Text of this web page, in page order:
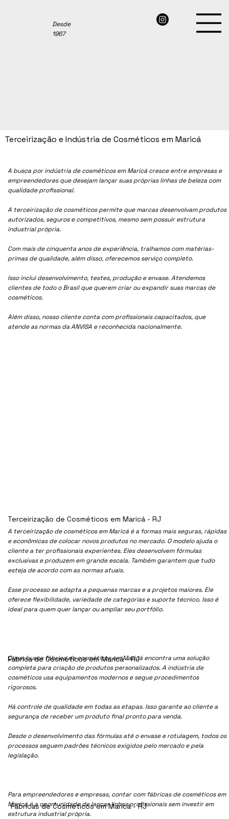
Desde
1967
A busca por indústria de cosméticos em Maricá cresce entre empresas e
empreendedores que desejam lançar suas próprias linhas de beleza com
qualidade profissional.
A terceirização de cosméticos permite que marcas desenvolvam produtos
autorizados, seguros e competitivos, mesmo sem possuir estrutura
industrial própria.
Com mais de cinquenta anos de experiência, tralhamos com matérias-
primas de qualidade, além disso, oferecemos serviço completo.
Isso inclui desenvolvimento, testes, produção e envase. Atendemos
clientes de todo o Brasil que querem criar ou expandir suas marcas de
cosméticos.
Além disso, nosso cliente conta com profissionais capacitados, que
atende as normas da ANVISA e reconhecida nacionalmente.
A terceirização de cosméticos em Maricá é a formas mais seguras, rápidas
e econômicas de colocar novos produtos no mercado. O modelo ajuda o
cliente a ter profissionais experientes. Eles desenvolvem fórmulas
exclusivas e produzem em grande escala. Também garantem que tudo
esteja de acordo com as normas atuais.
Esse processo se adapta a pequenas marcas e a projetos maiores. Ele
oferece flexibilidade, variedade de categorias e suporte técnico. Isso é
ideal para quem quer lançar ou ampliar seu portfólio.
Quem busca fábrica de cosméticos em Maricá encontra uma solução
completa para criação de produtos personalizados. A indústria de
cosméticos usa equipamentos modernos e segue procedimentos
rigorosos.
Há controle de qualidade em todas as etapas. Isso garante ao cliente a
segurança de receber um produto final pronto para venda.
Desde o desenvolvimento das fórmulas até o envase e rotulagem, todos os
processos seguem padrões técnicos exigidos pelo mercado e pela
legislação.
Para empreendedores e empresas, contar com fábricas de cosméticos em
Maricá é a oportunidade de lançar linhas profissionais sem investir em
estrutura industrial própria.
Terceirização e Indústria de Cosméticos em Maricá
Fábrica de Cosméticos em Maricá - RJ
Terceirização de Cosméticos em Maricá - RJ
Fábricas de Cosméticos em Maricá - RJ